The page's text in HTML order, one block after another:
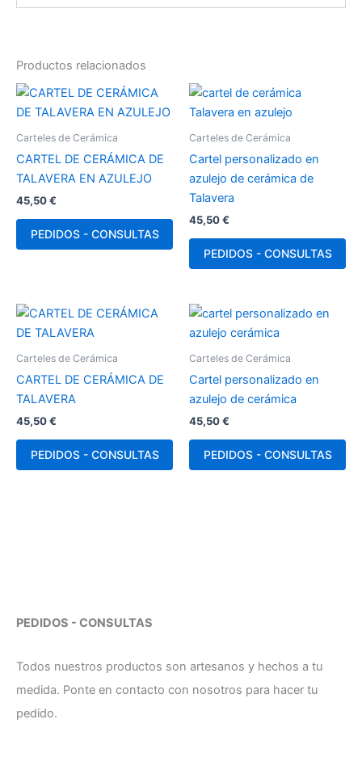
PEDIDOS - CONSULTAS
Todos nuestros productos son artesanos y hechos a tu
medida. Ponte en contacto con nosotros para hacer tu
pedido.
Productos relacionados
Carteles de Cerámica
CARTEL DE CERÁMICA DE
TALAVERA EN AZULEJO
45,50€
PEDIDOS - CONSULTAS
Carteles de Cerámica
Cartel personalizado en
azulejo de cerámica de
Talavera
45,50€
PEDIDOS - CONSULTAS
Carteles de Cerámica
CARTEL DE CERÁMICA DE
TALAVERA
45,50€
PEDIDOS - CONSULTAS
Carteles de Cerámica
Cartel personalizado en
azulejo de cerámica
45,50€
PEDIDOS - CONSULTAS